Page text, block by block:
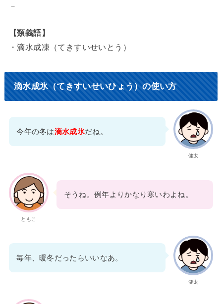
－
【類義語】
・滴水成凍（てきすいせいとう）
滴水成氷（てきすいせいひょう）の使い方
健太
今年の冬は滴水成氷だね。
ともこ
そうね。例年よりかなり寒いわよね。
健太
毎年、暖冬だったらいいなあ。